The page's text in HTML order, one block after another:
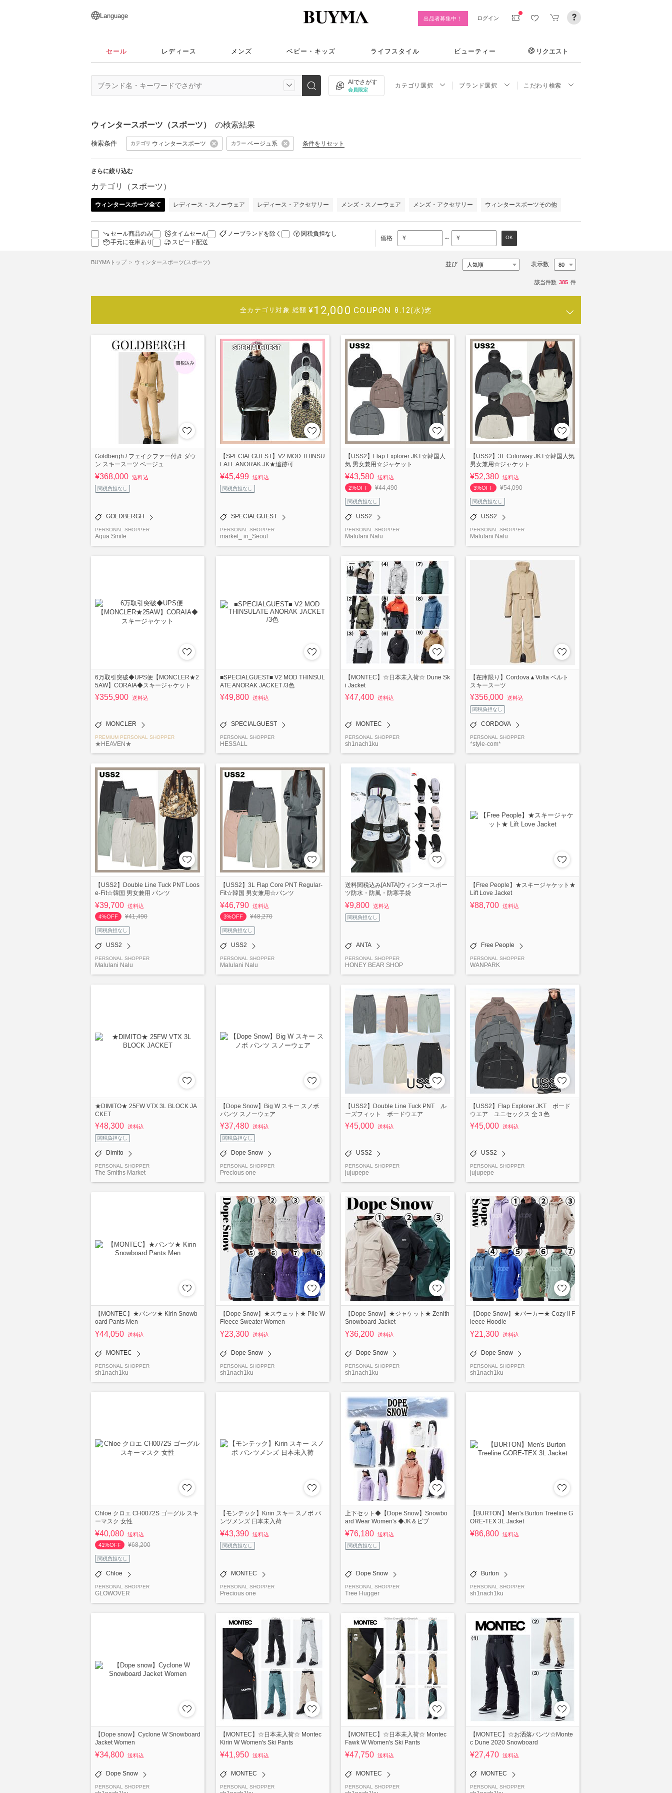
日本語
English
简体中文
繁體中文
Language 出品者募集中！ ログイン
セール レディース メンズ ベビー・キッズ ライフスタイル ビューティー リクエスト
AIでさがす
会員限定
カテゴリ選択 ブランド選択 こだわり検索
ウィンタースポーツ（スポーツ） の検索結果
検索条件 カテゴリ ウィンタースポーツ カラー ベージュ系 条件をリセット
さらに絞り込む
カテゴリ（スポーツ）
ウィンタースポーツ全て レディース・スノーウェア レディース・アクセサリー メンズ・スノーウェア メンズ・アクセサリー ウィンタースポーツその他
セール商品のみ タイムセール ノーブランドを除く
関税負担なし
手元に在庫あり
スピード配送
価格 ¥ ～ ¥ OK
BUYMAトップ ウィンタースポーツ(スポーツ) 並び 表示数
該当件数 385 件
全カテゴリ対象 総額 ¥12,000 COUPON 8.12(水)迄
Goldbergh / フェイクファー付き ダウ
ン スキースーツ ベージュ
¥368,000 送料込
関税負担なし
GOLDBERGH
PERSONAL SHOPPER
Aqua Smile
【SPECIALGUEST】V2 MOD THINSU
LATE ANORAK JK★追跡可
¥45,499 送料込
関税負担なし
SPECIALGUEST
PERSONAL SHOPPER
market_ in_Seoul
【USS2】Flap Explorer JKT☆韓国人
気 男女兼用☆ジャケット
¥43,580 送料込
2%OFF
¥44,490
関税負担なし
USS2
PERSONAL SHOPPER
Malulani Nalu
【USS2】3L Colorway JKT☆韓国人気
男女兼用☆ジャケット
¥52,380 送料込
3%OFF
¥54,090
関税負担なし
USS2
PERSONAL SHOPPER
Malulani Nalu
6万取引突破◆UPS便【MONCLER★2
5AW】CORAIA◆スキージャケット
¥355,900 送料込
MONCLER
PREMIUM PERSONAL SHOPPER
★HEAVEN★
■SPECIALGUEST■ V2 MOD THINSUL
ATE ANORAK JACKET /3色
¥49,800 送料込
SPECIALGUEST
PERSONAL SHOPPER
HESSALL
【MONTEC】☆日本未入荷☆ Dune Sk
i Jacket
¥47,400 送料込
MONTEC
PERSONAL SHOPPER
sh1nach1ku
【在庫限り】Cordova▲Volta ベルト
スキースーツ
¥356,000 送料込
関税負担なし
CORDOVA
PERSONAL SHOPPER
*style-com*
【USS2】Double Line Tuck PNT Loos
e-Fit☆韓国 男女兼用 パンツ
¥39,700 送料込
4%OFF
¥41,490
関税負担なし
USS2
PERSONAL SHOPPER
Malulani Nalu
【USS2】3L Flap Core PNT Regular-
Fit☆韓国 男女兼用☆パンツ
¥46,790 送料込
3%OFF
¥48,270
関税負担なし
USS2
PERSONAL SHOPPER
Malulani Nalu
送料関税込み[ANTA]ウィンタースポー
ツ防水・防風・防寒手袋
¥9,800 送料込
関税負担なし
ANTA
PERSONAL SHOPPER
HONEY BEAR SHOP
【Free People】★スキージャケット★
Lift Love Jacket
¥88,700 送料込
Free People
PERSONAL SHOPPER
WANPARK
★DIMITO★ 25FW VTX 3L BLOCK JA
CKET
¥48,300 送料込
関税負担なし
Dimito
PERSONAL SHOPPER
The Smiths Market
【Dope Snow】Big W スキー スノボ
パンツ スノーウェア
¥37,480 送料込
関税負担なし
Dope Snow
PERSONAL SHOPPER
Precious one
【USS2】Double Line Tuck PNT ル
ーズフィット ボードウエア
¥45,000 送料込
USS2
PERSONAL SHOPPER
jujupepe
【USS2】Flap Explorer JKT ボード
ウエア ユニセックス 全３色
¥45,000 送料込
USS2
PERSONAL SHOPPER
jujupepe
【MONTEC】★パンツ★ Kirin Snowb
oard Pants Men
¥44,050 送料込
MONTEC
PERSONAL SHOPPER
sh1nach1ku
【Dope Snow】★スウェット★ Pile W
Fleece Sweater Women
¥23,300 送料込
Dope Snow
PERSONAL SHOPPER
sh1nach1ku
【Dope Snow】★ジャケット★ Zenith
Snowboard Jacket
¥36,200 送料込
Dope Snow
PERSONAL SHOPPER
sh1nach1ku
【Dope Snow】★パーカー★ Cozy II F
leece Hoodie
¥21,300 送料込
Dope Snow
PERSONAL SHOPPER
sh1nach1ku
Chloe クロエ CH0072S ゴーグル スキ
ーマスク 女性
¥40,080 送料込
41%OFF
¥68,200
関税負担なし
Chloe
PERSONAL SHOPPER
GLOWOVER
【モンテック】Kirin スキー スノボ パ
ンツメンズ 日本未入荷
¥43,390 送料込
関税負担なし
MONTEC
PERSONAL SHOPPER
Precious one
上下セット◆【Dope Snow】Snowbo
ard Wear Women's ◆JK＆ビブ
¥76,180 送料込
関税負担なし
Dope Snow
PERSONAL SHOPPER
Tree Hugger
【BURTON】Men's Burton Treeline G
ORE-TEX 3L Jacket
¥86,800 送料込
Burton
PERSONAL SHOPPER
sh1nach1ku
【Dope snow】Cyclone W Snowboard
Jacket Women
¥34,800 送料込
Dope Snow
PERSONAL SHOPPER
【MONTEC】☆日本未入荷☆ Montec
Kirin W Women's Ski Pants
¥41,950 送料込
MONTEC
PERSONAL SHOPPER
【MONTEC】☆日本未入荷☆ Montec
Fawk W Women's Ski Pants
¥47,750 送料込
MONTEC
PERSONAL SHOPPER
【MONTEC】☆お洒落パンツ☆Monte
c Dune 2020 Snowboard
¥27,470 送料込
MONTEC
PERSONAL SHOPPER